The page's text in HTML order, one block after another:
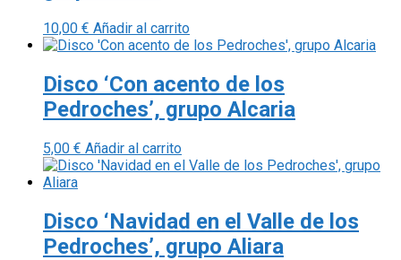
10,00 € Añadir al carrito
Disco ‘Con acento de los
Pedroches’, grupo Alcaria
5,00 € Añadir al carrito
Disco ‘Navidad en el Valle de los
Pedroches’, grupo Aliara